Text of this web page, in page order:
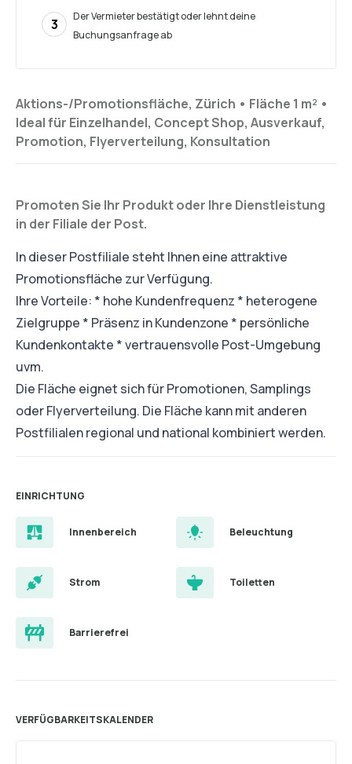
Aktions-/Promotionsfläche, Zürich • Fläche 1 m² •
Ideal für Einzelhandel, Concept Shop, Ausverkauf,
Promotion, Flyerverteilung, Konsultation
Promoten Sie Ihr Produkt oder Ihre Dienstleistung
in der Filiale der Post.
In dieser Postfiliale steht Ihnen eine attraktive
Promotionsfläche zur Verfügung.
Ihre Vorteile: * hohe Kundenfrequenz * heterogene
Zielgruppe * Präsenz in Kundenzone * persönliche
Kundenkontakte * vertrauensvolle Post-Umgebung
uvm.
Die Fläche eignet sich für Promotionen, Samplings
oder Flyerverteilung. Die Fläche kann mit anderen
Postfilialen regional und national kombiniert werden.
EINRICHTUNG
Innenbereich Beleuchtung
Strom Toiletten
Barrierefrei
VERFÜGBARKEITSKALENDER
3
Der Vermieter bestätigt oder lehnt deine
Buchungsanfrage ab